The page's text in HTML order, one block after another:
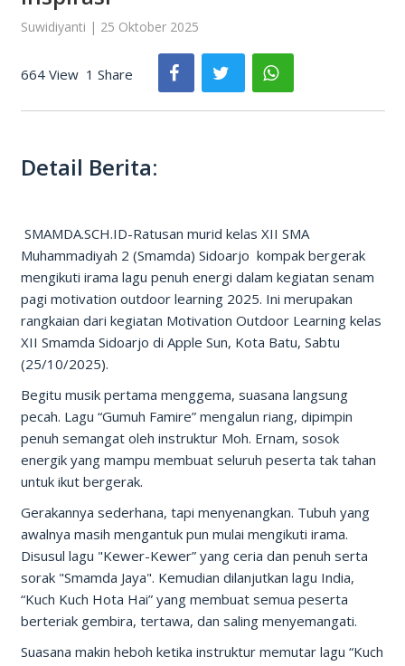
Suwidiyanti | 25 Oktober 2025
664 View 1 Share
Detail Berita:
SMAMDA.SCH.ID-Ratusan murid kelas XII SMA
Muhammadiyah 2 (Smamda) Sidoarjo kompak bergerak
mengikuti irama lagu penuh energi dalam kegiatan senam
pagi motivation outdoor learning 2025. Ini merupakan
rangkaian dari kegiatan Motivation Outdoor Learning kelas
XII Smamda Sidoarjo di Apple Sun, Kota Batu, Sabtu
(25/10/2025).
Begitu musik pertama menggema, suasana langsung
pecah. Lagu “Gumuh Famire” mengalun riang, dipimpin
penuh semangat oleh instruktur Moh. Ernam, sosok
energik yang mampu membuat seluruh peserta tak tahan
untuk ikut bergerak.
Gerakannya sederhana, tapi menyenangkan. Tubuh yang
awalnya masih mengantuk pun mulai mengikuti irama.
Disusul lagu "Kewer-Kewer” yang ceria dan penuh serta
sorak "Smamda Jaya". Kemudian dilanjutkan lagu India,
“Kuch Kuch Hota Hai” yang membuat semua peserta
berteriak gembira, tertawa, dan saling menyemangati.
Suasana makin heboh ketika instruktur memutar lagu “Kuch